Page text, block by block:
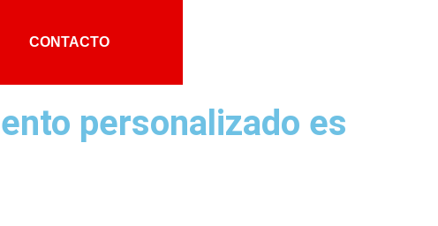
CONTACTO
personalizado es